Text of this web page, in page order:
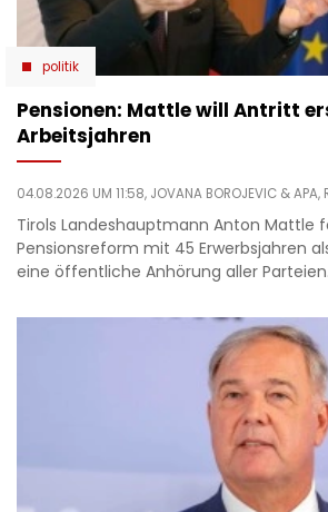
politik
Pensionen: Mattle will Antritt
Arbeitsjahren
04.08.2026 UM 11:58, JOVANA BOROJEVIC & APA,
Tirols Landeshauptmann Anton Mattle
Pensionsreform mit 45 Erwerbsjahren
eine öffentliche Anhörung aller Parteien.